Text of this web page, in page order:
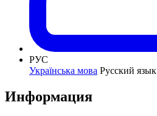
РУС
Українська мова Русский язык
Информация